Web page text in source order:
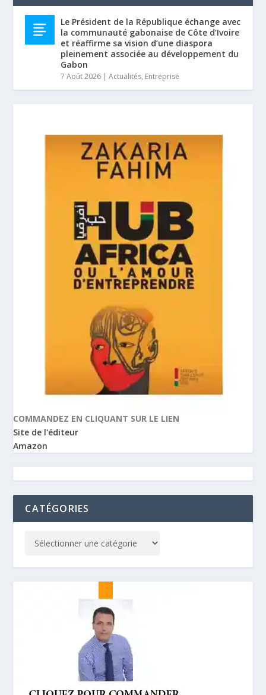
Le Président de la République échange avec
la communauté gabonaise de Côte d’Ivoire
et réaffirme sa vision d’une diaspora
pleinement associée au développement du
Gabon
7 Août 2026 |Actualités, Entreprise
COMMANDEZ EN CLIQUANT SUR LE LIEN
Site de l'éditeur
Amazon
CATÉGORIES